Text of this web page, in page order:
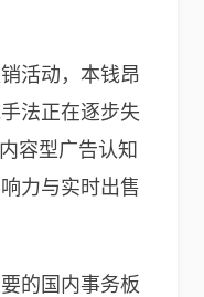
活动，本钱昂
法正在逐步失
容型广告认知
力与实时出售
的国内事务板